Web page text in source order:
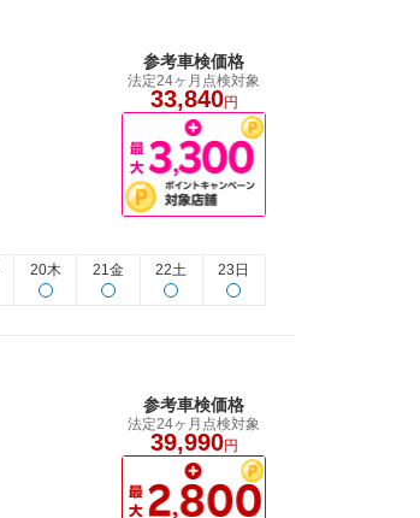
参考車検価格
法定24ヶ月点検対象
33,840円
20木 21金 22土 23日
参考車検価格
法定24ヶ月点検対象
39,990円